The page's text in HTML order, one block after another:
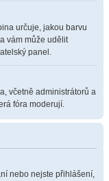
určuje, jakou barvu
vám může udělit
panel.
včetně administrátorů a
fóra moderují.
nebo nejste přihlášení,